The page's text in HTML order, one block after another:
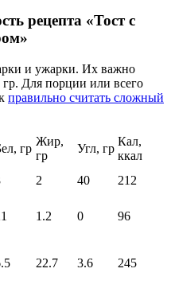
рецепта «Тост с
и ужарки. Их важно
Для порции или всего
правильно считать сложный
гр
Жир,
гр
Угл, гр
Кал,
ккал
2 40 212
1.2 0 96
22.7 3.6 245